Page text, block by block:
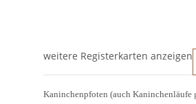
weitere Registerkarten anzeigen
Kaninchenpfoten (auch Kaninchenläufe